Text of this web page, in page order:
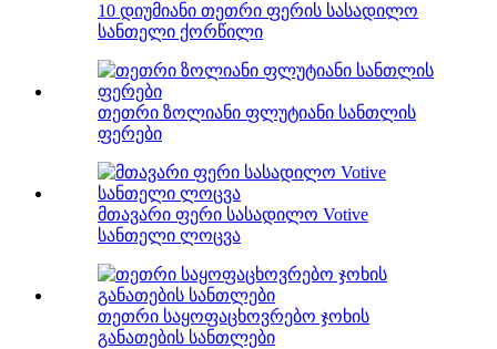
10 დიუმიანი თეთრი ფერის სასადილო
სანთელი ქორწილი
თეთრი ზოლიანი ფლუტიანი სანთლის
ფერები
მთავარი ფერი სასადილო Votive
სანთელი ლოცვა
თეთრი საყოფაცხოვრებო ჯოხის
განათების სანთლები